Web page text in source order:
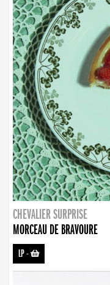
CHEVALIER SURPRISE
MORCEAU DE BRAVOURE
LP-